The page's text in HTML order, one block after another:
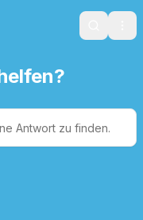
Search